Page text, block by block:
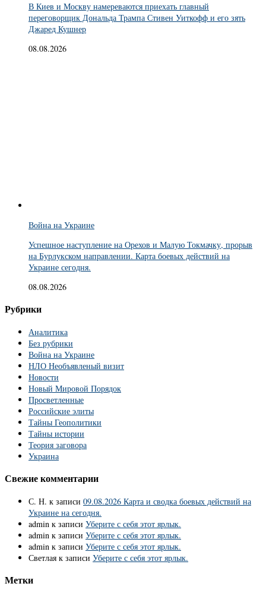
В Киев и Москву намереваются приехать главный
переговорщик Дональда Трампа Стивен Уиткофф и его зять
Джаред Кушнер
08.08.2026
Война на Украине
Успешное наступление на Орехов и Малую Токмачку, прорыв
на Бурлукском направлении. Карта боевых действий на
Украине сегодня.
08.08.2026
Рубрики
Аналитика
Без рубрики
Война на Украине
НЛО Необъявленый визит
Новости
Новый Мировой Порядок
Просветленные
Российские элиты
Тайны Геополитики
Тайны истории
Теория заговора
Украина
Свежие комментарии
С. Н. к записи 09.08.2026 Карта и сводка боевых действий на
Украине на сегодня.
admin к записи Уберите с себя этот ярлык.
admin к записи Уберите с себя этот ярлык.
admin к записи Уберите с себя этот ярлык.
Светлая к записи Уберите с себя этот ярлык.
Метки